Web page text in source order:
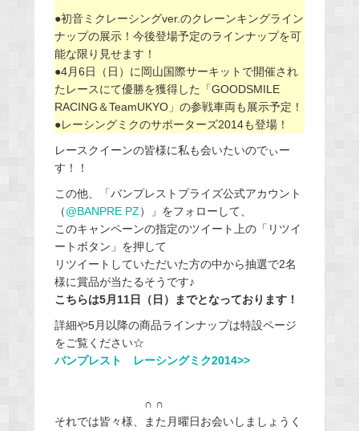
●初音ミクレーシングver.のクレーンキングライン
ナップの展示！今後登場予定のラインナップを可
能な限り見せます！
●4月6日（日）に岡山国際サーキットで開催され
たレースにて優勝を獲得した「GOODSMILE
RACING＆TeamUKYO」の参戦車両も展示予定！
●レーシングミクのサポーターズ2014も登場！
レースクイーンの皆様に私も会いたいのでぃー
す！！
この他、「バンプレストプライズ公式アカウント
（@BANPRE PZ）」をフォローして、
このキャンペーンの指定のツイート上の「リツイ
ートボタン」を押して
リツイートしていただいた方の中から抽選で2名
様に賞品が当たるそうです♪
こちらは5月11日（日）までとなっております！
詳細や5月以降の商品ラインナップは特設ページ
をご覧ください☆
バンプレスト レーシングミク2014>>
∩ ∩
それでは皆々様、また月曜日お会いしましょうく